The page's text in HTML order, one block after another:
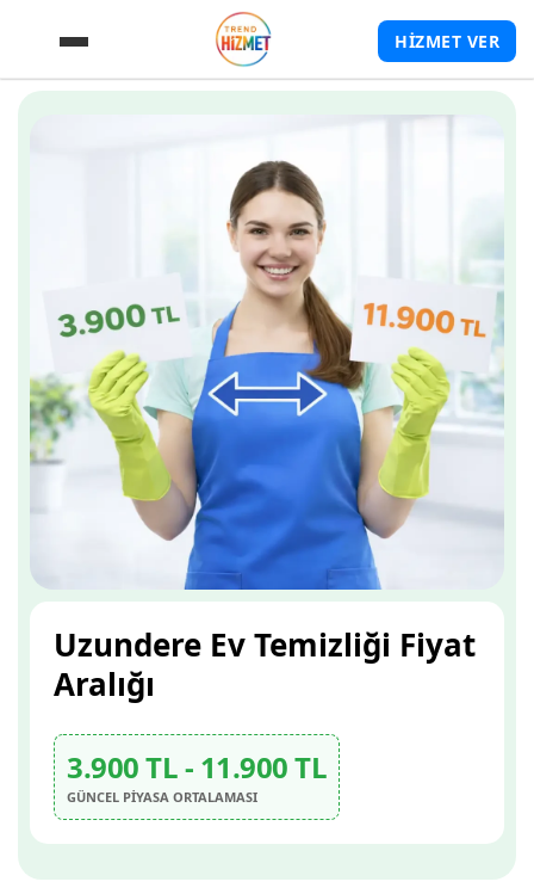
HİZMET VER
Uzundere Ev Temizliği Fiyat
Aralığı
3.900 TL - 11.900 TL
GÜNCEL PİYASA ORTALAMASI